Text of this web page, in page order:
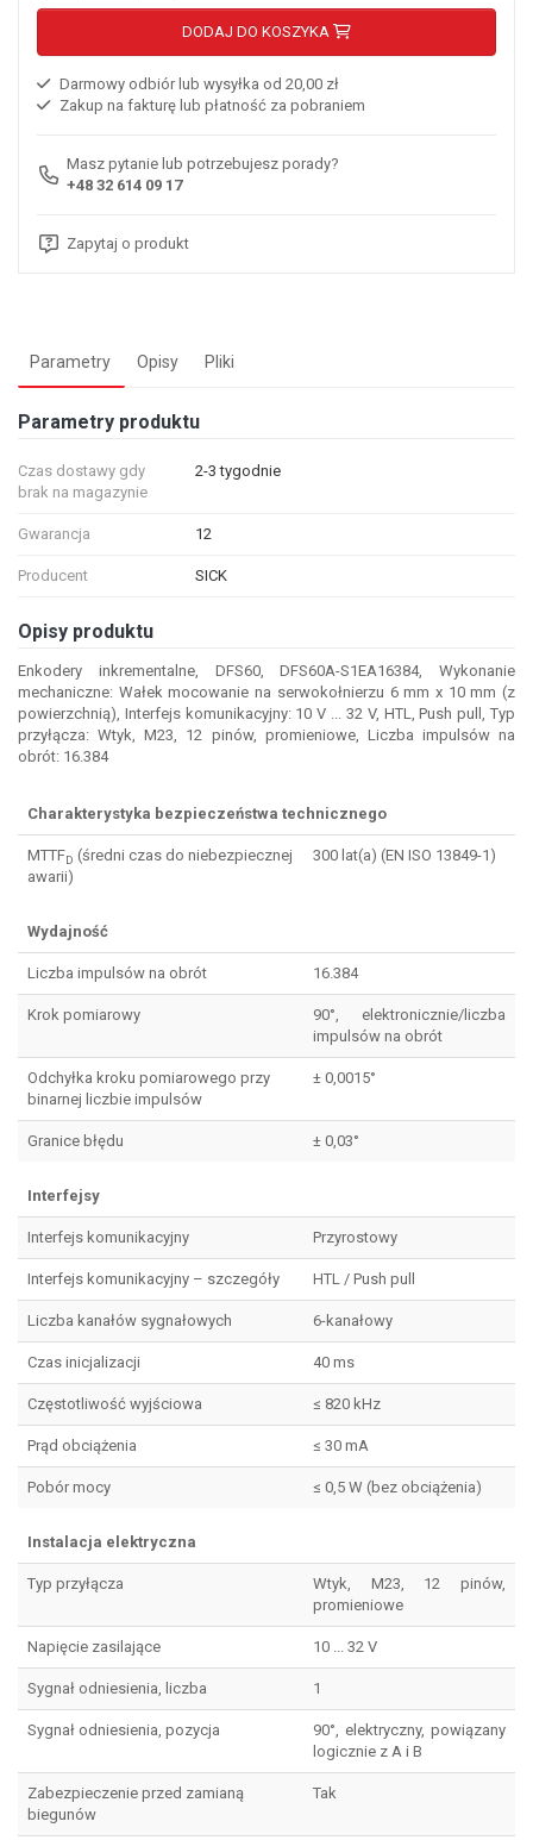
DODAJ DO KOSZYKA
Darmowy odbiór lub wysyłka od 20,00 zł
Zakup na fakturę lub płatność za pobraniem
Masz pytanie lub potrzebujesz porady?
+48 32 614 09 17
Zapytaj o produkt
Parametry Opisy Pliki
Parametry produktu
Czas dostawy gdy
brak na magazynie
2-3 tygodnie
Gwarancja 12
Producent SICK
Opisy produktu
Enkodery inkrementalne, DFS60, DFS60A-S1EA16384, Wykonanie
mechaniczne: Wałek mocowanie na serwokołnierzu 6 mm x 10 mm (z
powierzchnią), Interfejs komunikacyjny: 10 V ... 32 V, HTL, Push pull, Typ
przyłącza: Wtyk, M23, 12 pinów, promieniowe, Liczba impulsów na
obrót: 16.384
Charakterystyka bezpieczeństwa technicznego
MTTFD (średni czas do niebezpiecznej
awarii)
300 lat(a) (EN ISO 13849-1)
Wydajność
Liczba impulsów na obrót 16.384
Krok pomiarowy
90°, elektronicznie/liczba
impulsów na obrót
Odchyłka kroku pomiarowego przy
binarnej liczbie impulsów
± 0,0015°
Granice błędu ± 0,03°
Interfejsy
Interfejs komunikacyjny Przyrostowy
Interfejs komunikacyjny – szczegóły HTL / Push pull
Liczba kanałów sygnałowych 6-kanałowy
Czas inicjalizacji 40 ms
Częstotliwość wyjściowa ≤ 820 kHz
Prąd obciążenia ≤ 30 mA
Pobór mocy ≤ 0,5 W (bez obciążenia)
Instalacja elektryczna
Typ przyłącza
Wtyk, M23, 12 pinów,
promieniowe
Napięcie zasilające 10 ... 32 V
Sygnał odniesienia, liczba 1
Sygnał odniesienia, pozycja
90°, elektryczny, powiązany
logicznie z A i B
Zabezpieczenie przed zamianą
biegunów
Tak